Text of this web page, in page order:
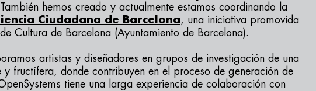
hemos creado y actualmente estamos coordinando la
Ciudadana de Barcelona, una iniciativa promovida
Cultura de Barcelona (Ayuntamiento de Barcelona).
artistas y diseñadores en grupos de investigación de una
y fructífera, donde contribuyen en el proceso de generación de
tiene una larga experiencia de colaboración con